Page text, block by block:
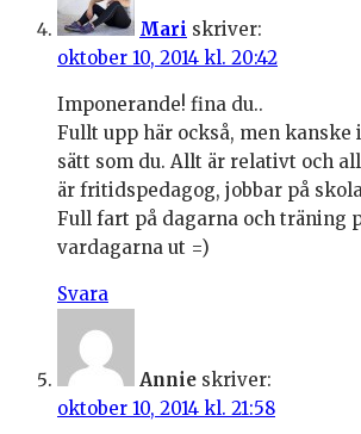
Mari skriver:
oktober 10, 2014 kl. 20:42
Imponerande! fina du..
Fullt upp här också, men kanske
sätt som du. Allt är relativt och
är fritidspedagog, jobbar på
Full fart på dagarna och träning
vardagarna ut =)
Svara
Annie skriver:
oktober 10, 2014 kl. 21:58